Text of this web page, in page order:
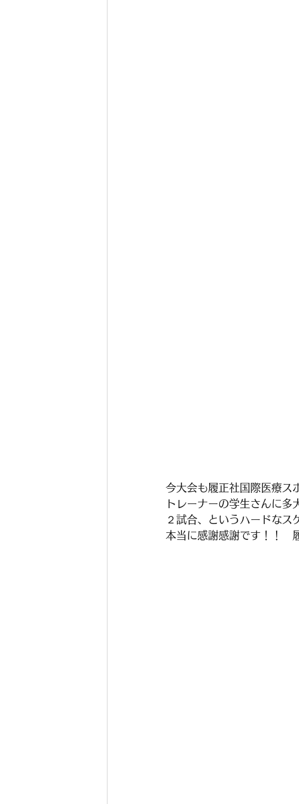
今大会も履正社国際医療ス
トレーナーの学生さんに多
２試合、というハードなス
本当に感謝感謝です！！　